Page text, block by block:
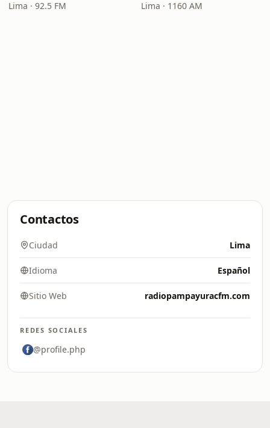
Lima · 92.5 FM Lima · 1160 AM
Contactos
Ciudad Lima
Idioma Español
Sitio Web radiopampayuracfm.com
REDES SOCIALES
@profile.php